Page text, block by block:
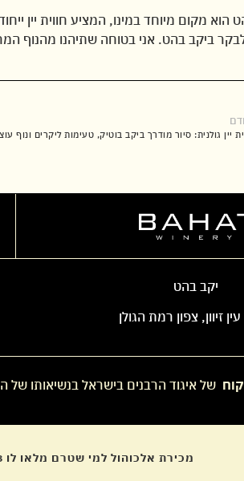
הוא מקום מיוחד במינו, המציע חווית יין
ביקב בהט. אני בטוחה שתיהנו מהנוף
יין גולנית: סיור מודרך ביקב בוטיק, טעימות ליקרים ונוף
יקב בהט
זיוון, צפון רמת הגולן
של איגוד הרבנים בישראל בנשיאותו של
מכירת אלכוהול למי שטרם מלאו לו 18 אסורה!